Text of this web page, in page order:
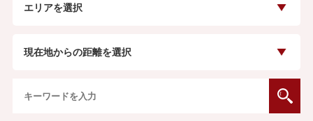
エリアを選択
現在地からの距離を選択